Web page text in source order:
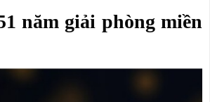
năm giải phòng miền